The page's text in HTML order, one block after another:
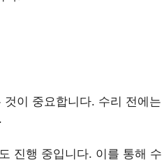
것이 중요합니다. 수리 전에는
진행 중입니다. 이를 통해 수